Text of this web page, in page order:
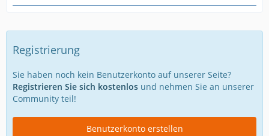
Registrierung
Sie haben noch kein Benutzerkonto auf unserer Seite?
Registrieren Sie sich kostenlos und nehmen Sie an unserer
Community teil!
Benutzerkonto erstellen